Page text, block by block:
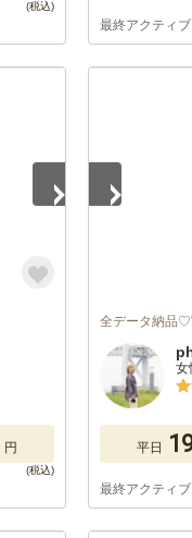
最終アクティ
円
全データ納品
女
平日
最終アクティ